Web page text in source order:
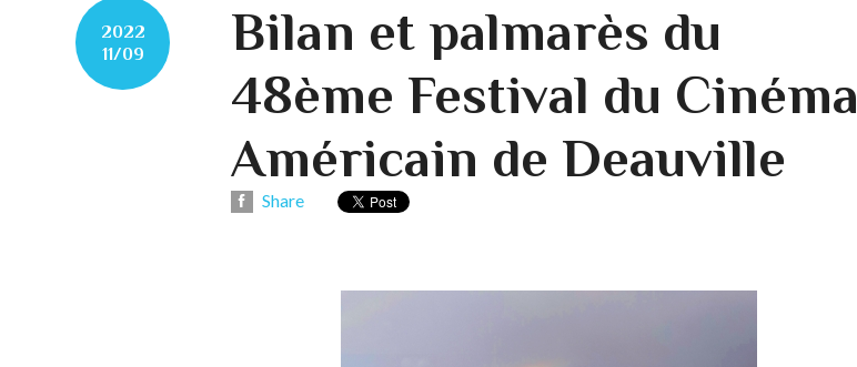
2022
11/09
Bilan et palmarès du
48ème Festival du Cinéma
Américain de Deauville
Share